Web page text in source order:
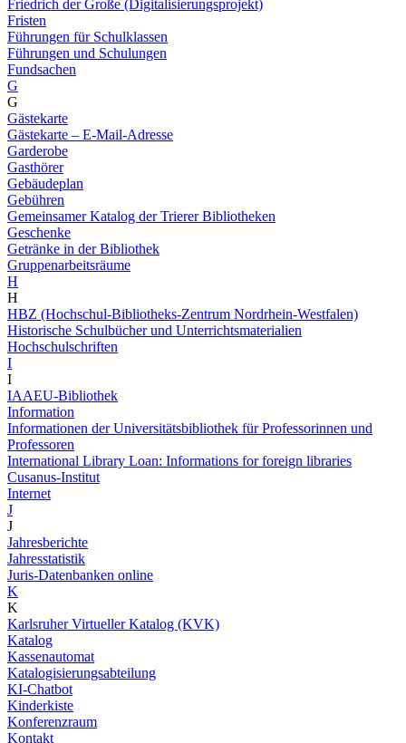
Friedrich der Große (Digitalisierungsprojekt)
Fristen
Führungen für Schulklassen
Führungen und Schulungen
Fundsachen
G
G
Gästekarte
Gästekarte – E-Mail-Adresse
Garderobe
Gasthörer
Gebäudeplan
Gebühren
Gemeinsamer Katalog der Trierer Bibliotheken
Geschenke
Getränke in der Bibliothek
Gruppenarbeitsräume
H
H
HBZ (Hochschul-Bibliotheks-Zentrum Nordrhein-Westfalen)
Historische Schulbücher und Unterrichtsmaterialien
Hochschulschriften
I
I
IAAEU-Bibliothek
Information
Informationen der Universitätsbibliothek für Professorinnen und
Professoren
International Library Loan: Informations for foreign libraries
Cusanus-Institut
Internet
J
J
Jahresberichte
Jahresstatistik
Juris-Datenbanken online
K
K
Karlsruher Virtueller Katalog (KVK)
Katalog
Kassenautomat
Katalogisierungsabteilung
KI-Chatbot
Kinderkiste
Konferenzraum
Kontakt